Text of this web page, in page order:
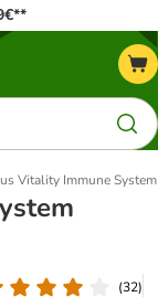
Vitality Immune
(32)